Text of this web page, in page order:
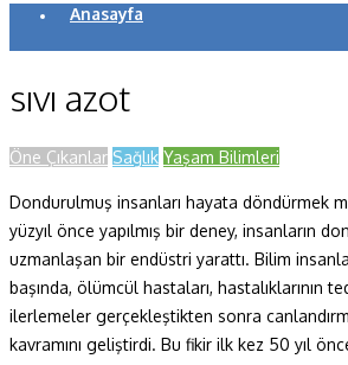
Anasayfa
Yazarlar
Makaleler
Dergi Sayıları
Yaşam Bilimleri
Sağlık
Fizik ve Uzay
sıvı azot
Öne Çıkanlar Sağlık Yaşam Bilimleri
Dondurulmuş insanları hayata döndürmek
yüzyıl önce yapılmış bir deney, insanların
uzmanlaşan bir endüstri yarattı. Bilim
başında, ölümcül hastaları, hastalıklarının
ilerlemeler gerçekleştikten sonra
kavramını geliştirdi. Bu fikir ilk kez 50 yıl